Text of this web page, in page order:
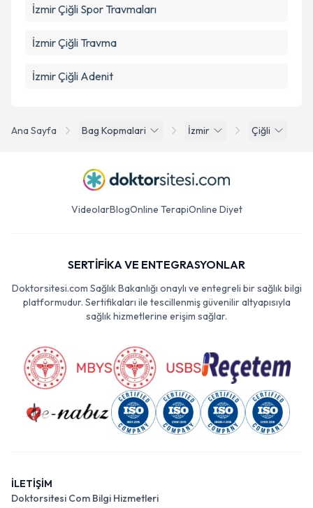
Ana Sayfa Bag Kopmalari İzmir Çiğli
İzmir Çiğli Spor Travmaları
İzmir Çiğli Travma
İzmir Çiğli Adenit
VideolarBlogOnline TerapiOnline Diyet
SERTİFİKA VE ENTEGRASYONLAR
Doktorsitesi.com Sağlık Bakanlığı onaylı ve entegreli bir sağlık bilgi
platformudur. Sertifikaları ile tescillenmiş güvenilir altyapısıyla
sağlık hizmetlerine erişim sağlar.
İLETİŞİM
Doktorsitesi Com Bilgi Hizmetleri